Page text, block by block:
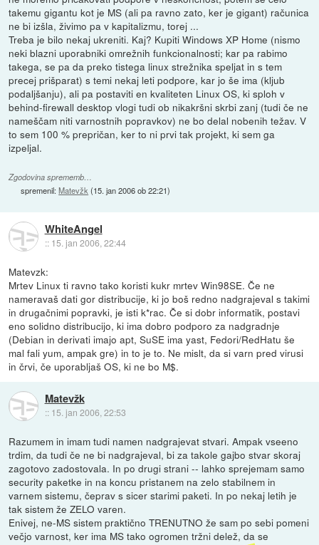
takemu gigantu kot je MS (ali pa ravno zato, ker je gigant) računica
ne bi izšla, živimo pa v kapitalizmu, torej ...
Treba je bilo nekaj ukreniti. Kaj? Kupiti Windows XP Home (nismo
neki blazni uporabniki omrežnih funkcionalnosti; kar pa rabimo
takega, se pa da preko tistega linux strežnika speljat in s tem
precej prišparat) s temi nekaj leti podpore, kar jo še ima (kljub
podaljšanju), ali pa postaviti en kvaliteten Linux OS, ki sploh v
behind-firewall desktop vlogi tudi ob nikakršni skrbi zanj (tudi če ne
nameščam niti varnostnih popravkov) ne bo delal nobenih težav. V
to sem 100 % prepričan, ker to ni prvi tak projekt, ki sem ga
izpeljal.
Zgodovina sprememb…
spremenil:Matevžk (15. jan 2006 ob 22:21)
WhiteAngel
:: 15. jan 2006, 22:44
Matevzk:
Mrtev Linux ti ravno tako koristi kukr mrtev Win98SE. Če ne
nameravaš dati gor distribucije, ki jo boš redno nadgrajeval s takimi
in drugačnimi popravki, je isti k*rac. Če si dobr informatik, postavi
eno solidno distribucijo, ki ima dobro podporo za nadgradnje
(Debian in derivati imajo apt, SuSE ima yast, Fedori/RedHatu še
mal fali yum, ampak gre) in to je to. Ne mislt, da si varn pred virusi
in črvi, če uporabljaš OS, ki ne bo M$.
Matevžk
:: 15. jan 2006, 22:53
Razumem in imam tudi namen nadgrajevat stvari. Ampak vseeno
trdim, da tudi če ne bi nadgrajeval, bi za takole gajbo stvar skoraj
zagotovo zadostovala. In po drugi strani -- lahko sprejemam samo
security paketke in na koncu pristanem na zelo stabilnem in
varnem sistemu, čeprav s sicer starimi paketi. In po nekaj letih je
tak sistem že ZELO varen.
Enivej, ne-MS sistem praktično TRENUTNO že sam po sebi pomeni
večjo varnost, ker ima MS tako ogromen tržni delež, da se